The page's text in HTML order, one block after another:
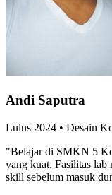
Andi Saputra
Lulus 2024 • Desain
"Belajar di SMKN 5
yang kuat. Fasilitas lab
skill sebelum masuk